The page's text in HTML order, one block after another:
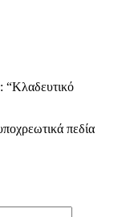
“Κλαδευτικό
πεδία